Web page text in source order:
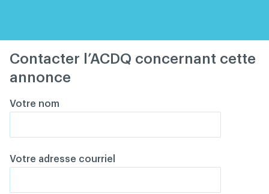
Contacter l’ACDQ concernant cette
annonce
Votre nom
Votre adresse courriel